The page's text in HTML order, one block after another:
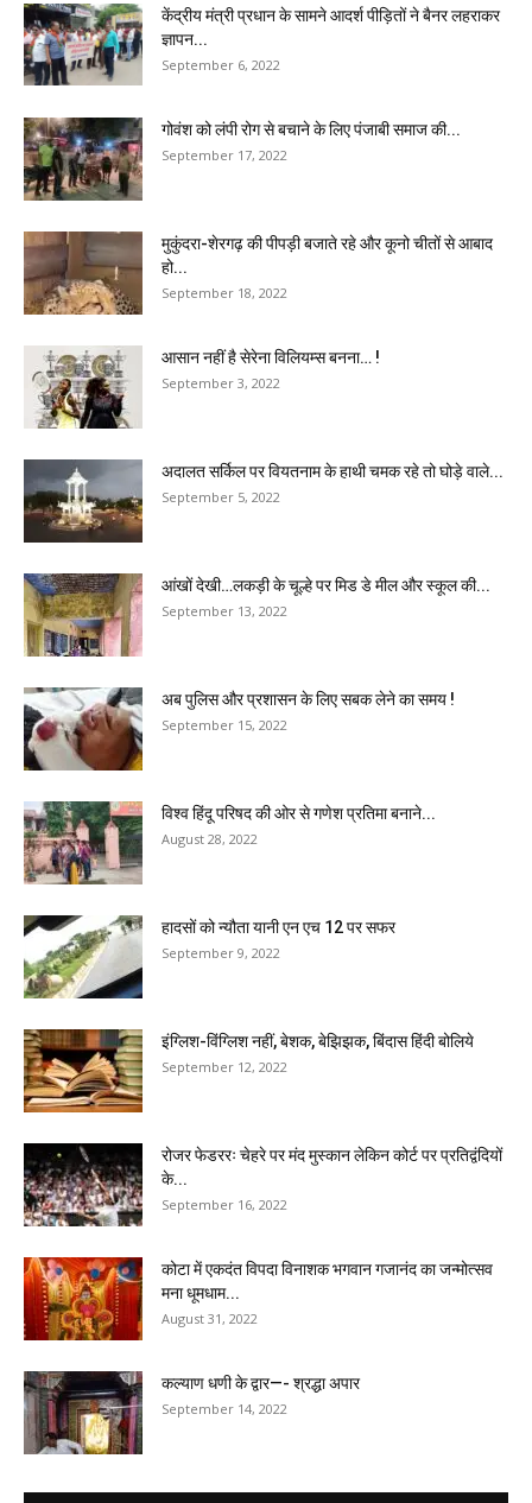
केंद्रीय मंत्री प्रधान के सामने आदर्श पीड़ितों ने बैनर लहराकर
ज्ञापन...
September 6, 2022
गोवंश को लंपी रोग से बचाने के लिए पंजाबी समाज की...
September 17, 2022
मुकुंदरा-शेरगढ़ की पीपड़ी बजाते रहे और कूनो चीतों से आबाद
हो...
September 18, 2022
आसान नहीं है सेरेना विलियम्स बनना… !
September 3, 2022
अदालत सर्किल पर वियतनाम के हाथी चमक रहे तो घोड़े वाले...
September 5, 2022
आंखों देखी…लकड़ी के चूल्हे पर मिड डे मील और स्कूल की...
September 13, 2022
अब पुलिस और प्रशासन के लिए सबक लेने का समय !
September 15, 2022
विश्व हिंदू परिषद की ओर से गणेश प्रतिमा बनाने...
August 28, 2022
हादसों को न्यौता यानी एन एच 12 पर सफर
September 9, 2022
इंग्लिश-विंग्लिश नहीं, बेशक, बेझिझक, बिंदास हिंदी बोलिये
September 12, 2022
रोजर फेडररः चेहरे पर मंद मुस्कान लेकिन कोर्ट पर प्रतिद्वंदियों
के...
September 16, 2022
कोटा में एकदंत विपदा विनाशक भगवान गजानंद का जन्मोत्सव
मना धूमधाम...
August 31, 2022
कल्याण धणी के द्वार—- श्रद्धा अपार
September 14, 2022